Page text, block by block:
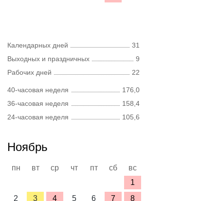
Календарных дней
31
Выходных и праздничных
9
Рабочих дней
22
40-часовая неделя
176,0
36-часовая неделя
158,4
24-часовая неделя
105,6
Ноябрь
пн вт ср чт пт сб
вс
1
2
3 4 5 6 7 8